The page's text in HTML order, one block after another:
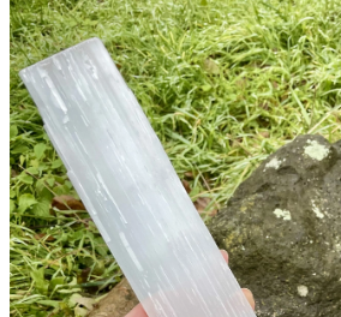
produktu
je
0,0
z
5
hvězdiček.